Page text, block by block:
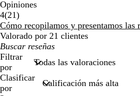
Opiniones
4(2121
reseñas
)
Cómo recopilamos y presentamos las
Valorado por 21 clientes
Mis
búsquedas
Filtrar
por
Clasificar
por